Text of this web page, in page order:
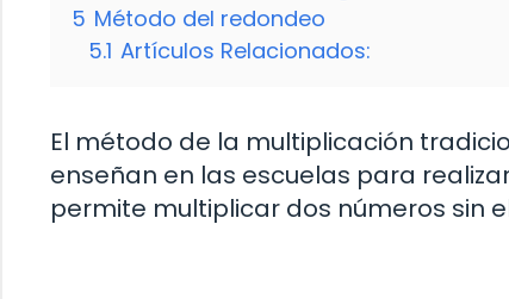
5 Método del redondeo
5.1 Artículos Relacionados:
El método de la multiplicación
enseñan en las escuelas para
permite multiplicar dos números sin